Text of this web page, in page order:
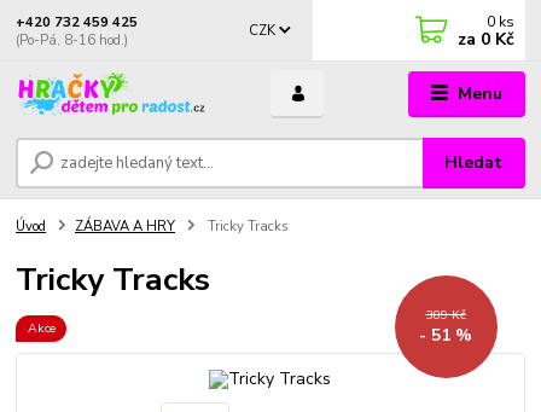
Menu
CZK
Hledat
+420 732 459 425
(Po-Pá, 8-16 hod.)
0 ks
za 0 Kč
Úvod ZÁBAVA A HRY Tricky Tracks
Tricky Tracks
Akce
389 Kč
- 51 %